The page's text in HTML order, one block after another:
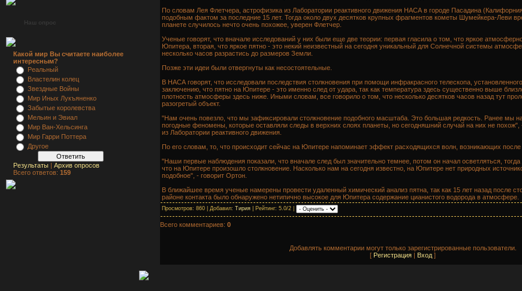
Наш опрос
Какой мир Вы считаете наиболее
интересным?
Реальный
Властелин колец
Звездные Войны
Мир Иных Лукъяненко
Забытые королевства
Мельин и Эвиал
Мир Ван-Хельсинга
Мир Гарри Поттера
Другое
Результаты | Архив опросов
Всего ответов: 159
По словам Лея Флетчера, астрофизика из Лаборатории реактивного движения НАСА в городе Пасадина
подобным фактом за последние 15 лет. Тогда около двух десятков крупных фрагментов кометы Шумейкера-Леви
планете случилось нечто очень похожее, уверен Флетчер.
Ученые говорят, что вначале исследований у них были еще две теории: первая гласила о том, что яркое
Юпитера, вторая, что яркое пятно - это некий неизвестный на сегодня уникальный для Солнечной системы
несколько часов разрастись до размеров Земли.
Позже эти идеи были отвергнуты как несостоятельные.
В НАСА говорят, что исследовали последствия столкновения при помощи инфракрасного телескопа,
заключению, что пятно на Юпитере - это именно след от удара, так как температура здесь существенно выше
плотность атмосферы здесь ниже. Иными словам, все говорило о том, что несколько десятков часов назад тут
разогретый объект.
"Нам очень повезло, что мы зафиксировали столкновение подобного масштаба. Это большая редкость. Ранее мы
погодные феномены, которые оставляли следы в верхних слоях планеты, но сегодняшний случай на них не похож",
из Лаборатории реактивного движения.
По его словам, то, что происходит сейчас на Юпитере напоминает эффект расходящихся волн, возникающих после
"Наши первые наблюдения показали, что вначале след был значительно темнее, потом он начал осветляться,
что на Юпитере произошло столкновение. Насколько нам на сегодня известно, на Юпитере нет природных
подобное", - говорит Ортон.
В ближайшее время ученые намерены провести удаленный химический анализ пятна, так как 15 лет назад после
районе контакта было обнаружено нетипично высокое для Юпитера содержание цианистого водорода в атмосфере.
Просмотров: 860 | Добавил: Тирия | Рейтинг: 5.0/2 |
Всего комментариев: 0
Добавлять комментарии могут только зарегистрированные пользователи.
[ Регистрация | Вход ]